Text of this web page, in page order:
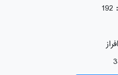
192
افراز